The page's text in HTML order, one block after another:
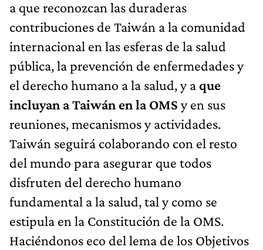
a que reconozcan las duraderas
contribuciones de Taiwán a la comunidad
internacional en las esferas de la salud
pública, la prevención de enfermedades y
el derecho humano a la salud, y a que
incluyan a Taiwán en la OMS y en sus
reuniones, mecanismos y actividades.
Taiwán seguirá colaborando con el resto
del mundo para asegurar que todos
disfruten del derecho humano
fundamental a la salud, tal y como se
estipula en la Constitución de la OMS.
Haciéndonos eco del lema de los Objetivos